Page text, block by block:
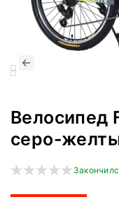
Велосипед
серо-